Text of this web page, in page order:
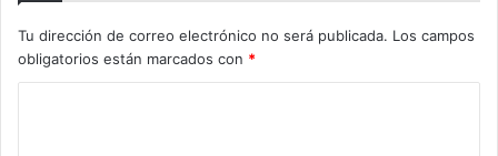
Tu dirección de correo electrónico no será publicada. Los campos
obligatorios están marcados con *